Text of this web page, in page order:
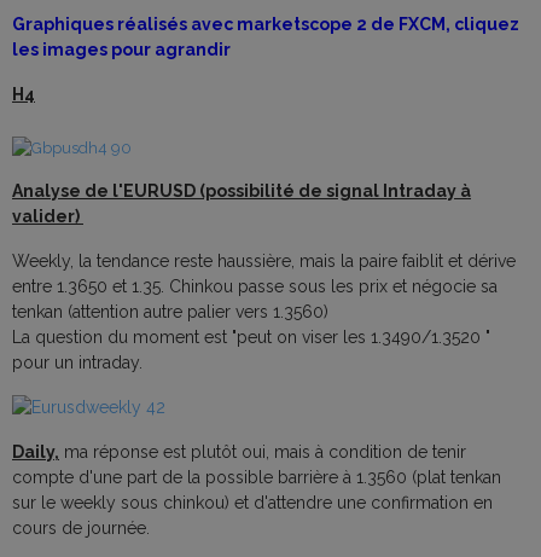
Graphiques réalisés avec marketscope 2 de FXCM, cliquez
les images pour agrandir
H4
Analyse de l'EURUSD (possibilité de signal Intraday à
valider)
Weekly, la tendance reste haussière, mais la paire faiblit et dérive
entre 1.3650 et 1.35. Chinkou passe sous les prix et négocie sa
tenkan (attention autre palier vers 1.3560)
La question du moment est "peut on viser les 1.3490/1.3520 "
pour un intraday.
Daily, ma réponse est plutôt oui, mais à condition de tenir
compte d'une part de la possible barrière à 1.3560 (plat tenkan
sur le weekly sous chinkou) et d'attendre une confirmation en
cours de journée.